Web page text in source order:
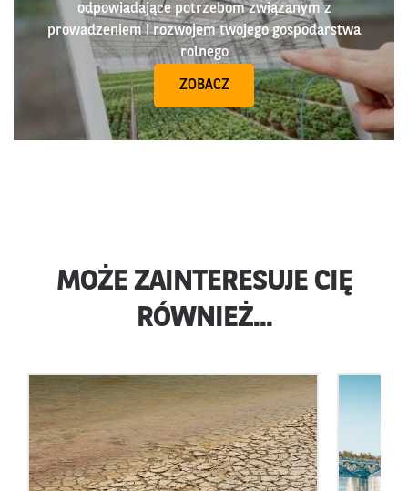
odpowiadające potrzebom związanym z
prowadzeniem i rozwojem twojego gospodarstwa
rolnego
ZOBACZ
MOŻE ZAINTERESUJE CIĘ
RÓWNIEŻ...